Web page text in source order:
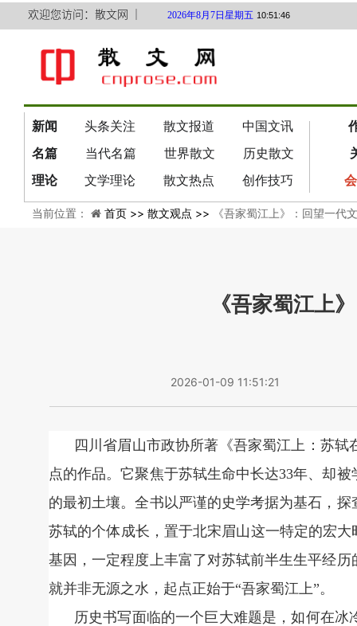
欢迎您访问：散文网 ｜
新闻 头条关注 散文报道 中国文讯
名篇
当代名篇 世界散文 历史散文
理论
文学理论 散文热点 创作技巧
2026年8月7日星期五 10:51:46
当前位置： 首页 >> 散文观点 >> 《吾家蜀江上》：回望一代
《吾家蜀江上
2026-01-09 11:51:21
四川省眉山市政协所著《吾家蜀江上：苏
点的作品。它聚焦于苏轼生命中长达33年、却
的最初土壤。全书以严谨的史学考据为基石，
苏轼的个体成长，置于北宋眉山这一特定的宏
基因，一定程度上丰富了对苏轼前半生生平经
就并非无源之水，起点正始于“吾家蜀江上”。
历史书写面临的一个巨大难题是，如何在